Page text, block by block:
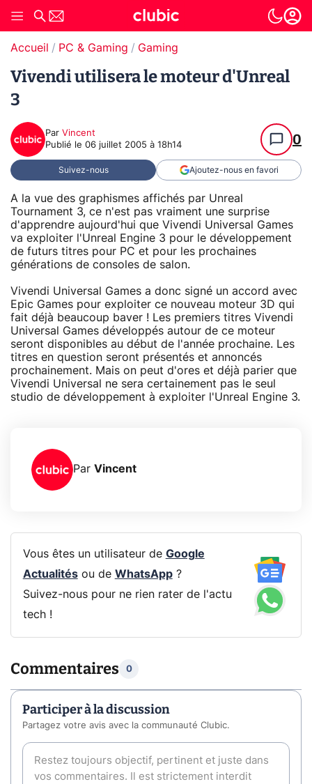
Accueil PC & Gaming Gaming
Vivendi utilisera le moteur d'Unreal
3
Par Vincent
Publié le 06 juillet 2005 à 18h14 0
Suivez-nous Ajoutez-nous en favori
A la vue des graphismes affichés par Unreal
Tournament 3, ce n'est pas vraiment une surprise
d'apprendre aujourd'hui que Vivendi Universal Games
va exploiter l'Unreal Engine 3 pour le développement
de futurs titres pour PC et pour les prochaines
générations de consoles de salon.
Vivendi Universal Games a donc signé un accord avec
Epic Games pour exploiter ce nouveau moteur 3D qui
fait déjà beaucoup baver ! Les premiers titres Vivendi
Universal Games développés autour de ce moteur
seront disponibles au début de l'année prochaine. Les
titres en question seront présentés et annoncés
prochainement. Mais on peut d'ores et déjà parier que
Vivendi Universal ne sera certainement pas le seul
studio de développement à exploiter l'Unreal Engine 3.
Par Vincent
Vous êtes un utilisateur de Google
Actualitésou de WhatsApp?
Suivez-nous pour ne rien rater de l'actu
tech !
Commentaires 0
Participer à la discussion
Partagez votre avis avec la communauté Clubic.